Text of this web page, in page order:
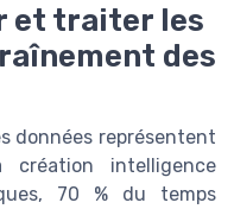
et traiter les
des
données représentent
intelligence
70 % du temps